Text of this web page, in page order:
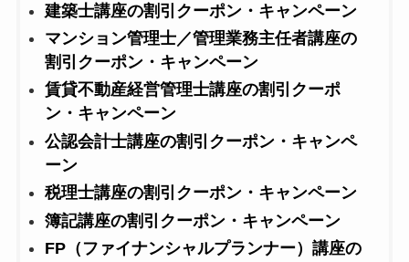
建築士講座の割引クーポン・キャンペーン
マンション管理士／管理業務主任者講座の
割引クーポン・キャンペーン
賃貸不動産経営管理士講座の割引クーポ
ン・キャンペーン
公認会計士講座の割引クーポン・キャンペ
ーン
税理士講座の割引クーポン・キャンペーン
簿記講座の割引クーポン・キャンペーン
FP（ファイナンシャルプランナー）講座の